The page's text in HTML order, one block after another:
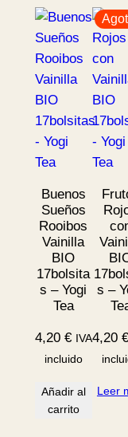
Buenos
Sueños
Rooibos
Vainilla
BIO
17bolsita
s – Yogi
Tea
4,20 € IVA
incluido
Añadir al
carrito
s –
4,20 €
Leer